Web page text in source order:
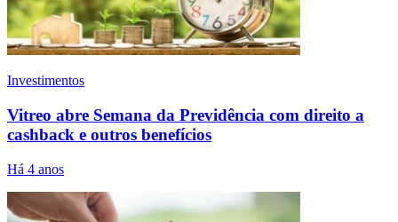
Investimentos
Vitreo abre Semana da Previdência com direito a
cashback e outros benefícios
Há 4 anos